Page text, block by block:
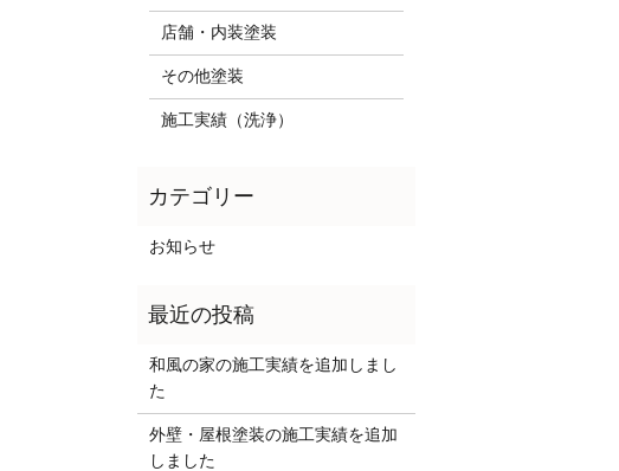
店舗・内装塗装
その他塗装
施工実績（洗浄）
お知らせ
和風の家の施工実績を追加しまし
た
外壁・屋根塗装の施工実績を追加
しました